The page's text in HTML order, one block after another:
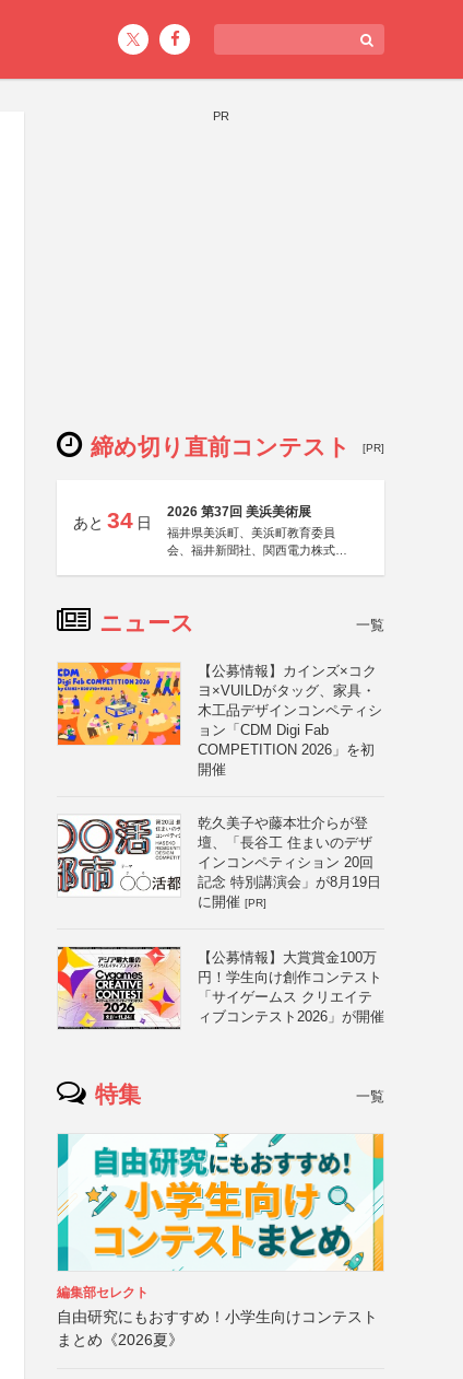
PR
締め切り直前コンテスト [PR]
あと 34 日
2026 第37回 美浜美術展
福井県美浜町、美浜町教育委員
会、福井新聞社、関西電力株式会
ニュース 一覧
【公募情報】カインズ×コク
ヨ×VUILDがタッグ、家具・
木工品デザインコンペティシ
ョン「CDM Digi Fab
COMPETITION 2026」を初
開催
乾久美子や藤本壮介らが登
壇、「長谷工 住まいのデザ
インコンペティション 20回
記念 特別講演会」が8月19日
に開催 [PR]
【公募情報】大賞賞金100万
円！学生向け創作コンテスト
「サイゲームス クリエイテ
ィブコンテスト2026」が開催
特集 一覧
編集部セレクト
自由研究にもおすすめ！小学生向けコンテスト
まとめ《2026夏》